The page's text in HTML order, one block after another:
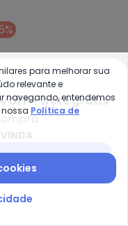
OFF + frete grátis
para melhorar sua
relevante e
navegando, entendemos
Política de